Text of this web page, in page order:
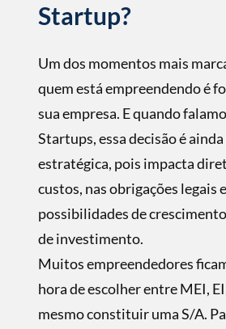
Startup?
Um dos momentos mais
quem está empreendendo é
sua empresa. E quando
Startups, essa decisão é
estratégica, pois impacta
custos, nas obrigações legais
possibilidades de
de investimento.
Muitos empreendedores
hora de escolher entre MEI,
mesmo constituir uma S/A.